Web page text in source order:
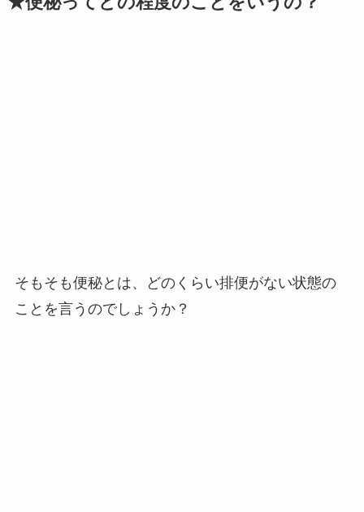
そもそも便秘とは、どのくらい排便がない状態の
ことを言うのでしょうか？